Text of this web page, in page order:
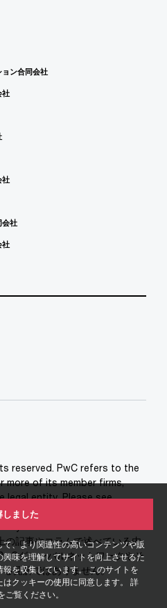
、より関連性の高いコンテンツや販
味を理解してサイトを向上させるた
を収集しています。 このサイトを
クッキーの使用に同意します。 詳
ご覧ください。
しました
ン合同会社
社
社
会社
社
reserved. PwC refers to the
more of its member firms,
legal entity. Please see
further details. This website
記事やコラムで述べている内
グローバルネットワークやそ
見解ではありません。